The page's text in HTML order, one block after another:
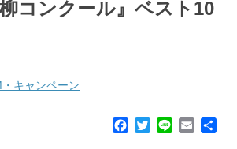
コンクール』ベスト10
・キャンペーン
T
E